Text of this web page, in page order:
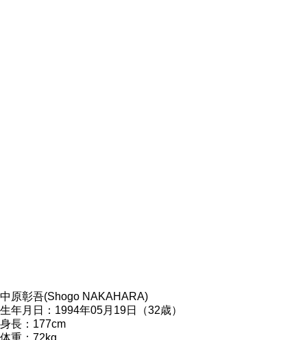
中原彰吾(Shogo NAKAHARA)
生年月日：1994年05月19日（32歳）
身長：177cm
体重：72kg